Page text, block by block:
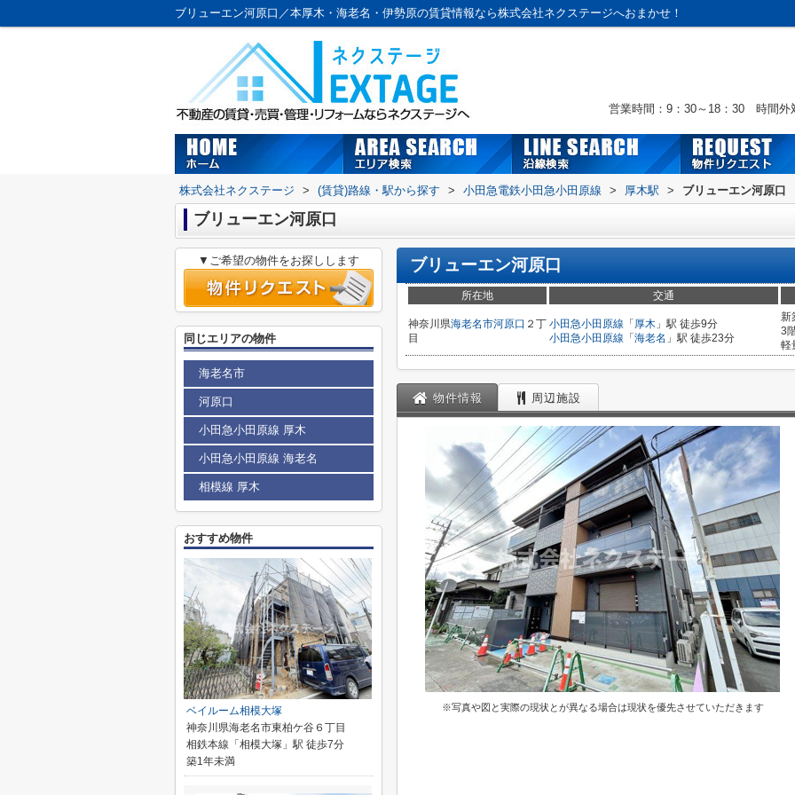
ブリューエン河原口／本厚木・海老名・伊勢原の賃貸情報なら株式会社ネクステージへおまかせ！
営業時間：9：30～18：30 時間外
株式会社ネクステージ > (賃貸)路線・駅から探す > 小田急電鉄小田急小田原線 > 厚木駅 > ブリューエン河原口
ブリューエン河原口
ブリューエン河原口
所在地 交通
神奈川県海老名市河原口 ２丁
目
小田急小田原線 「 厚木 」駅 徒歩9分
小田急小田原線 「 海老名 」駅 徒歩23分
新
3
軽
物件情報 周辺施設
※写真や図と実際の現状とが異なる場合は現状を優先させていただきます
▼ご希望の物件をお探しします
同じエリアの物件
海老名市
河原口
小田急小田原線 厚木
小田急小田原線 海老名
相模線 厚木
おすすめ物件
ベイルーム相模大塚
神奈川県海老名市東柏ケ谷６丁目
相鉄本線「相模大塚」駅 徒歩7分
築1年未満